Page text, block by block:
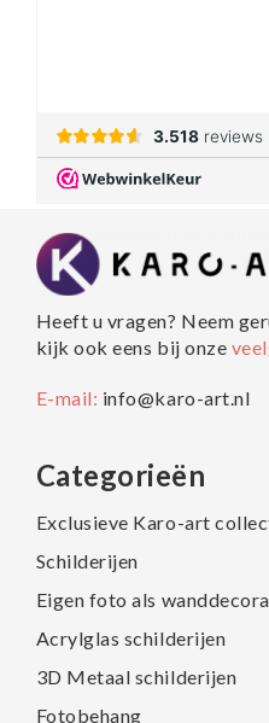
Heeft u vragen? Neem
kijk ook eens bij onze
E-mail: info@karo-art.nl
Categorieën
Exclusieve Karo-art
Schilderijen
Eigen foto als
Acrylglas schilderijen
3D Metaal schilderijen
Fotobehang